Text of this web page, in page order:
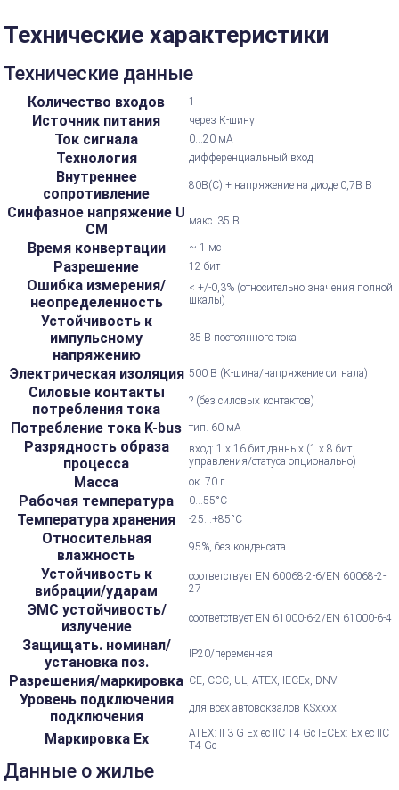
Технические характеристики
Технические данные
Количество входов 1
Источник питания через К-шину
Ток сигнала 0...20 мА
Технология дифференциальный вход
Внутреннее
сопротивление
80В(C) + напряжение на диоде 0,7В В
Синфазное напряжение U
CM
макс. 35 В
Время конвертации ~ 1 мс
Разрешение 12 бит
Ошибка измерения/
неопределенность
< +/-0,3% (относительно значения полной
шкалы)
Устойчивость к
импульсному
напряжению
35 В постоянного тока
Электрическая изоляция 500 В (K-шина/напряжение сигнала)
Силовые контакты
потребления тока
? (без силовых контактов)
Потребление тока K-bus тип. 60 мА
Разрядность образа
процесса
вход: 1 х 16 бит данных (1 х 8 бит
управления/статуса опционально)
Масса ок. 70 г
Рабочая температура 0...55°С
Температура хранения -25...+85°С
Относительная
влажность
95%, без конденсата
Устойчивость к
вибрации/ударам
соответствует EN 60068-2-6/EN 60068-2-
27
ЭМС устойчивость/
излучение
соответствует EN 61000-6-2/EN 61000-6-4
Защищать. номинал/
установка поз.
IP20/переменная
Разрешения/маркировка CE, CCC, UL, ATEX, IECEx, DNV
Уровень подключения
подключения
для всех автовокзалов KSxxxx
Маркировка Ex
ATEX: II 3 G Ex ec IIC T4 Gc IECEx: Ex ec IIC
T4 Gc
Данные о жилье